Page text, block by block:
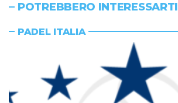
POTREBBERO INTERESSARTI
PADEL ITALIA